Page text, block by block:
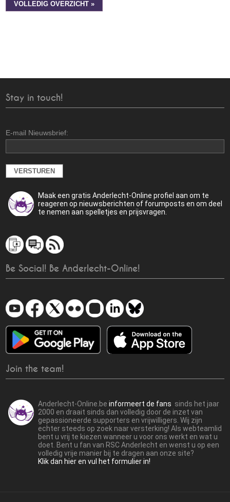
VOLLEDIG OVERZICHT »
Stay in touch!
E-mail Nieuwsbrief:
Maak een gratis Anderlecht-Online profiel aan om te
reageren op nieuwsberichten of forumposts en om deel
te nemen aan spelletjes en prijsvragen.
Be Social! Be Anderlecht-Online!
Join the team!
Anderlecht-Online.beinformeert de fans sinds het jaar
2000 en draait sinds dan volledig door de inzet van
gepassioneerde supporters en vrijwilligers. Wij zijn
echter steeds op zoek naar versterking! Als webteamlid
bent u vrij te kiezen wanneer u voor ons werkt en wat u
doet. Bent u fan van RSC Anderlecht en wenst u op een
volledig vrije manier bij te dragen aan onze site?
Klik dan hier en vul het formulier in!